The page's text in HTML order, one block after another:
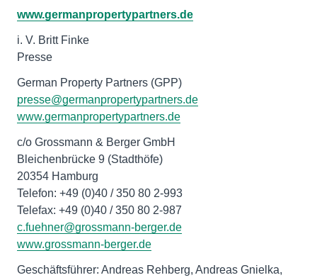
www.germanpropertypartners.de
i. V. Britt Finke
Presse
presse@germanpropertypartners.de
www.germanpropertypartners.de
c/o Grossmann & Berger GmbH
Bleichenbrücke 9 (Stadthöfe)
20354 Hamburg
Telefon: +49 (0)40 / 350 80 2-993
c.fuehner@grossmann-berger.de
www.grossmann-berger.de
Geschäftsführer: Andreas Rehberg, Andreas Gnielka,